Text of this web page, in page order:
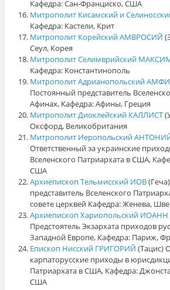
Кафедра: Сан-Франциско, США
Митрополит Кисамский и
Кафедра: Кастели, Крит
Митрополит Корейский АМВРОСИЙ
Сеул, Корея
Митрополит Селимврийский
Кафедра: Константинополь
Митрополит Адрианопольский
Постоянный представитель
Афинах, Кафедра: Афины, Греция
Митрополит Диоклейский КАЛЛИСТ
Оксфорд, Великобритания
Митрополит Иеропольский
Ответственный за украинские
Вселенского Патриархата в США,
США
Архиепископ Тельмисский ИОВ
представитель Вселенского
совете церквей Кафедра: Женева,
Архиепископ Хариопольский ИОАНН
Предстоятель Экзархата приходов
Западной Европе, Кафедра: Париж,
Епископ Нисский ГРИГОРИЙ (Тацис)
карпаторусские приходы в
Патриархата в США, Кафедра:
США